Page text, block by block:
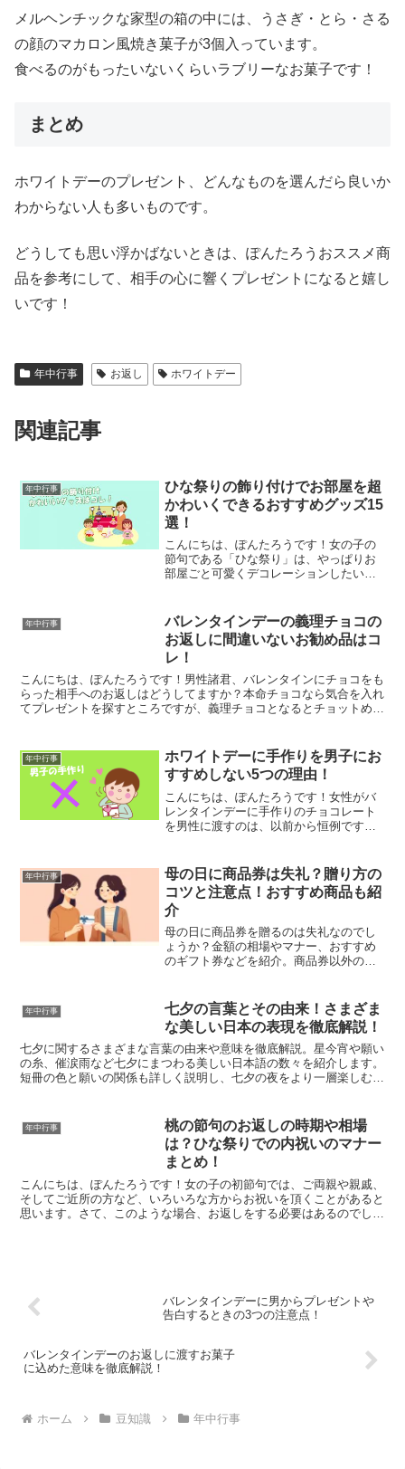
メルヘンチックな家型の箱の中には、うさぎ・とら・さる
の顔のマカロン風焼き菓子が3個入っています。
食べるのがもったいないくらいラブリーなお菓子です！
まとめ
ホワイトデーのプレゼント、どんなものを選んだら良いか
わからない人も多いものです。
どうしても思い浮かばないときは、ぽんたろうおススメ商
品を参考にして、相手の心に響くプレゼントになると嬉し
いです！
年中行事 お返し ホワイトデー
関連記事
年中行事
ひな祭りの飾り付けでお部屋を超
かわいくできるおすすめグッズ15
選！
こんにちは、ぽんたろうです！女の子の
節句である「ひな祭り」は、やっぱりお
部屋ごと可愛くデコレーションしたいで
しましょう！雛飾りセット ハローキテ
ィ雛飾り セット ハロー...
年中行事
バレンタインデーの義理チョコの
お返しに間違いないお勧め品はコ
レ！
こんにちは、ぽんたろうです！男性諸君、バレンタインにチョコをも
らった相手へのお返しはどうしてますか？本命チョコなら気合を入れ
てプレゼントを探すところですが、義理チョコとなるとチョットめん
年中行事
ホワイトデーに手作りを男子にお
すすめしない5つの理由！
こんにちは、ぽんたろうです！女性がバ
レンタインデーに手作りのチョコレート
を男性に渡すのは、以前から恒例ですよ
るとか。しかしこの手作りのプレゼン
ト、ちょっと注意が必要かも...
年中行事
母の日に商品券は失礼？贈り方の
コツと注意点！おすすめ商品も紹
介
母の日に商品券を贈るのは失礼なのでし
ょうか？金額の相場やマナー、おすすめ
のギフト券などを紹介。商品券以外の人
年中行事
七夕の言葉とその由来！さまざま
な美しい日本の表現を徹底解説！
七夕に関するさまざまな言葉の由来や意味を徹底解説。星今宵や願い
の糸、催涙雨など七夕にまつわる美しい日本語の数々を紹介します。
短冊の色と願いの関係も詳しく説明し、七夕の夜をより一層楽しむた
年中行事
桃の節句のお返しの時期や相場
は？ひな祭りでの内祝いのマナー
まとめ！
こんにちは、ぽんたろうです！女の子の初節句では、ご両親や親戚、
そしてご近所の方など、いろいろな方からお祝いを頂くことがあると
思います。さて、このような場合、お返しをする必要はあるのでしょ
バレンタインデーに男からプレゼントや
告白するときの3つの注意点！
バレンタインデーのお返しに渡すお菓子
に込めた意味を徹底解説！
ホーム 豆知識 年中行事